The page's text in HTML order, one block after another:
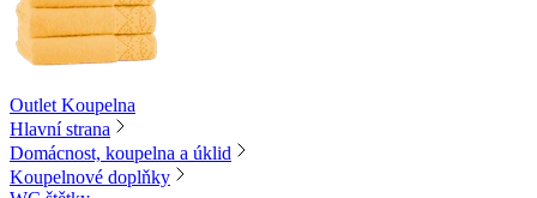
Outlet Koupelna
Hlavní strana
Domácnost, koupelna a úklid
Koupelnové doplňky